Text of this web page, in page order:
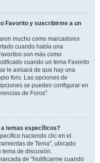
Favorito y suscribirme a un
mucho como marcadores
cuando había una
son más como
cuando un tema Favorito
le avisará de que hay una
foro. Las opciones de
se pueden configurar en
de Foros".
temas específicos?
haciendo clic en el
de Tema", ubicado
tema de discusión.
de "Notificarme cuando